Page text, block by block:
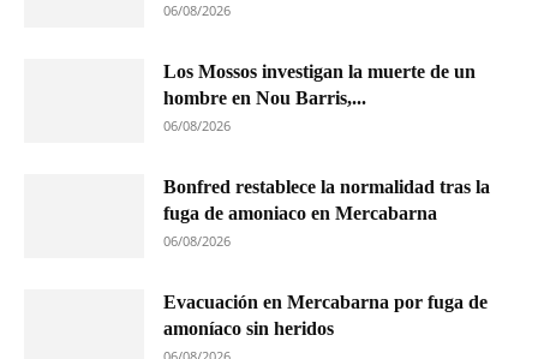
06/08/2026
Los Mossos investigan la muerte de un
hombre en Nou Barris,...
06/08/2026
Bonfred restablece la normalidad tras la
fuga de amoniaco en Mercabarna
06/08/2026
Evacuación en Mercabarna por fuga de
amoníaco sin heridos